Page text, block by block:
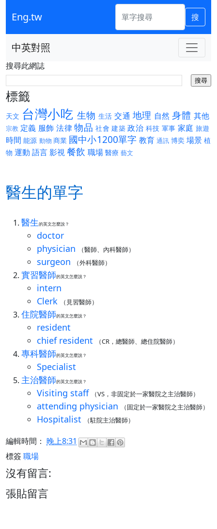
Eng.tw 搜
中英對照
搜尋此網誌
標籤
天文 台灣小吃 生物 生活 交通 地理 自然 身體 其他
宗教 定義 服飾 法律物品 社會 建築 政治 科技 軍事 家庭 旅遊
時間 能源 動物 商業 國中小1200單字 教育 通訊 博奕 場景 植
物 運動 語言影視餐飲 職場 醫療 藝文
醫生的單字
醫生的英文怎麼說？
doctor
physician
（醫師、內科醫師）
surgeon （外科醫師）
實習醫師的英文怎麼說？
intern
Clerk
（見習醫師）
住院醫師的英文怎麼說？
resident
chief resident
（CR，總醫師、總住院醫師）
專科醫師的英文怎麼說？
Specialist
主治醫師的英文怎麼說？
Visiting staff （VS，非固定於一家醫院之主治醫師）
attending physician （固定於一家醫院之主治醫師）
Hospitalist （駐院主治醫師）
編輯時間： 晚上8:31
標簽 職場
沒有留言:
張貼留言